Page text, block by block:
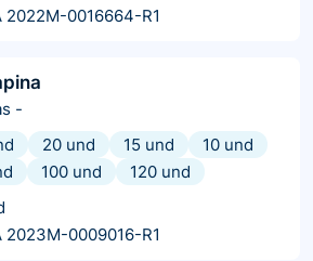
2022M-0016664-R1
-
20 und 15 und
10 und
100 und
120 und
2023M-0009016-R1